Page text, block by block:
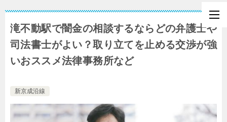
滝不動駅で闇金の相談するならどの弁護士や
司法書士がよい？取り立てを止める交渉が強
いおススメ法律事務所など
新京成沿線